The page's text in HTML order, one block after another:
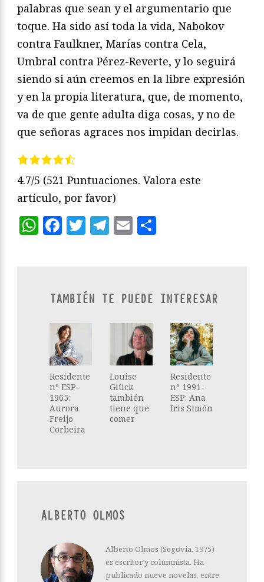
palabras que sean y el argumentario que
toque. Ha sido así toda la vida, Nabokov
contra Faulkner, Marías contra Cela,
Umbral contra Pérez-Reverte, y lo seguirá
siendo si aún creemos en la libre expresión
y en la propia literatura, que, de momento,
va de que gente adulta diga cosas, y no de
que señoras agraces nos impidan decirlas.
4.7/5 (521 Puntuaciones. Valora este
artículo, por favor)
WhatsApp
Facebook
Twitter
Telegram
Email
TAMBIÉN TE PUEDE INTERESAR
Residente
nº ESP-
1965:
Aurora
Freijo
Corbeira
Louise
Glück
también
tiene que
comer
Residente
nº 1991-
ESP: Ana
Iris Simón
ALBERTO OLMOS
Alberto Olmos (Segovia, 1975)
es escritor y columnista. Ha
publicado nueve novelas, entre